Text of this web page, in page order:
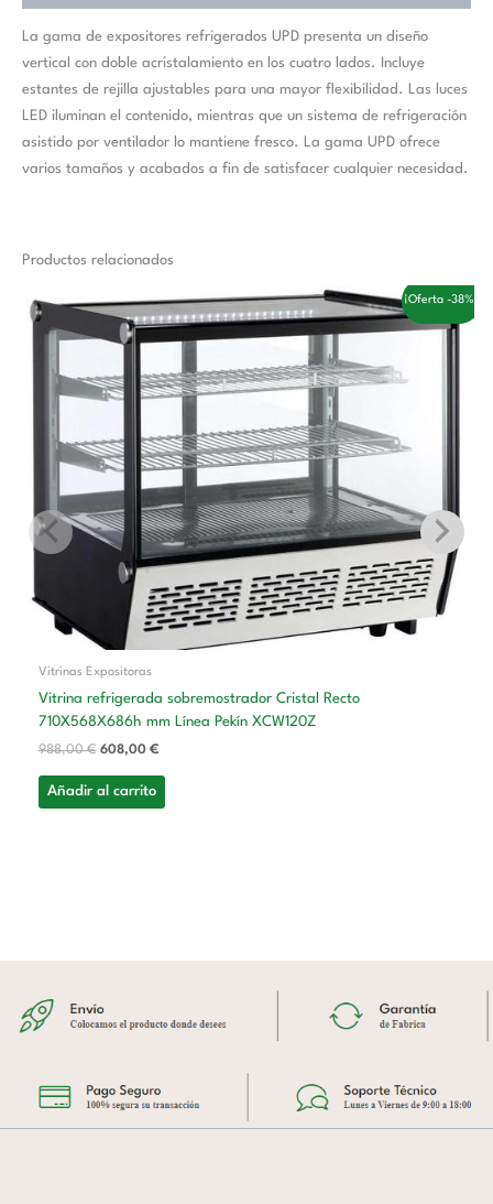
La gama de expositores refrigerados UPD presenta un diseño
vertical con doble acristalamiento en los cuatro lados. Incluye
estantes de rejilla ajustables para una mayor flexibilidad. Las luces
LED iluminan el contenido, mientras que un sistema de refrigeración
asistido por ventilador lo mantiene fresco. La gama UPD ofrece
varios tamaños y acabados a fin de satisfacer cualquier necesidad.
Productos relacionados
¡Oferta -38%!
Vitrinas Expositoras
Vitrina refrigerada sobremostrador Cristal Recto
710X568X686h mm Línea Pekín XCW120Z
988,00€
precio
original
era:
608,00 €
precio
actual
608,00 €.
Añadir al carrito